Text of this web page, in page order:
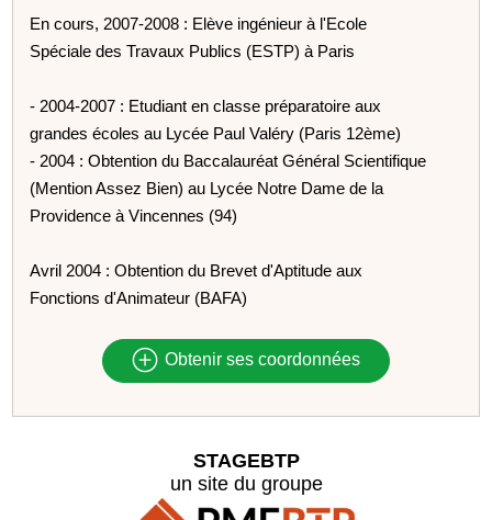
En cours, 2007-2008 : Elève ingénieur à l'Ecole
Spéciale des Travaux Publics (ESTP) à Paris
- 2004-2007 : Etudiant en classe préparatoire aux
grandes écoles au Lycée Paul Valéry (Paris 12ème)
- 2004 : Obtention du Baccalauréat Général Scientifique
(Mention Assez Bien) au Lycée Notre Dame de la
Providence à Vincennes (94)
Avril 2004 : Obtention du Brevet d'Aptitude aux
Fonctions d'Animateur (BAFA)
Obtenir ses coordonnées
STAGEBTP
un site du groupe